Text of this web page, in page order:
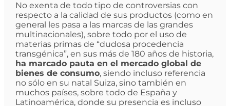
No exenta de todo tipo de controversias con
respecto a la calidad de sus productos (como en
general les pasa a las marcas de las grandes
multinacionales), sobre todo por el uso de
materias primas de “dudosa procedencia
transgénica”, en sus más de 180 años de historia,
ha marcado pauta en el mercado global de
bienes de consumo, siendo incluso referencia
no sólo en su natal Suiza, sino también en
muchos países, sobre todo de España y
Latinoamérica, donde su presencia es incluso